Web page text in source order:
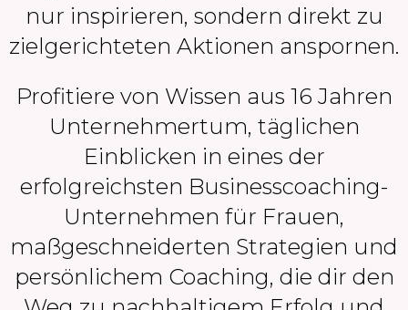
nur inspirieren, sondern direkt zu
zielgerichteten Aktionen anspornen.
Profitiere von Wissen aus 16 Jahren
Unternehmertum, täglichen
Einblicken in eines der
erfolgreichsten Businesscoaching-
Unternehmen für Frauen,
maßgeschneiderten Strategien und
persönlichem Coaching, die dir den